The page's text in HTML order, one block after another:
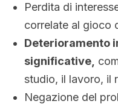
Perdita di
correlate al gioco
Deterioramento
significative,
studio, il lavoro, il
Negazione del